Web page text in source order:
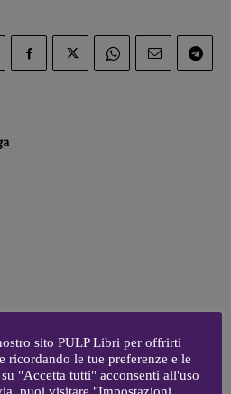
109
sito PULP Libri per offrirti
ricordando le tue preferenze e le
"Accetta tutti" acconsenti all'uso
puoi visitare "Impostazioni